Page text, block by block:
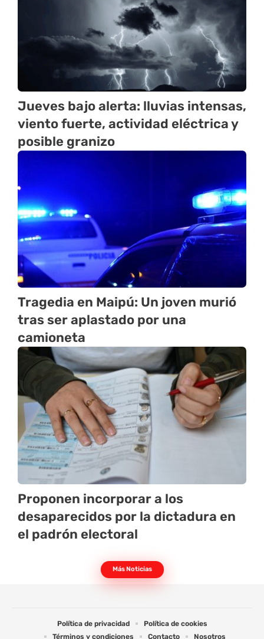
Jueves bajo alerta: lluvias intensas,
viento fuerte, actividad eléctrica y
posible granizo
Tragedia en Maipú: Un joven murió
tras ser aplastado por una
camioneta
Proponen incorporar a los
desaparecidos por la dictadura en
el padrón electoral
Más Noticias
Política de privacidad
Política de cookies
Términos y condiciones
Contacto Nosotros